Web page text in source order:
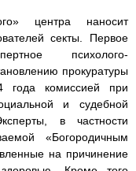
центра наносит
секты. Первое
психолого-
прокуратуры
комиссией при
и судебной
в частности
«Богородичным
на причинение